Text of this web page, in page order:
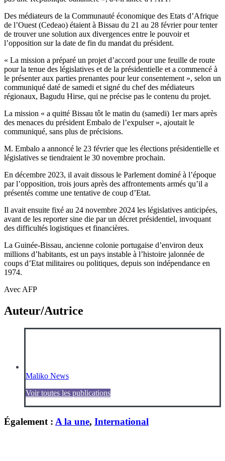
Des médiateurs de la Communauté économique des Etats d’Afrique
de l’Ouest (Cedeao) étaient à Bissau du 21 au 28 février pour tenter
de trouver une solution aux divergences entre le pouvoir et
l’opposition sur la date de fin du mandat du président.
« La mission a préparé un projet d’accord pour une feuille de route
pour la tenue des législatives et de la présidentielle et a commencé à
le présenter aux parties prenantes pour leur consentement », selon un
communiqué daté de samedi et signé du chef des médiateurs
régionaux, Bagudu Hirse, qui ne précise pas le contenu du projet.
La mission « a quitté Bissau tôt le matin du (samedi) 1er mars après
des menaces du président Embalo de l’expulser », ajoutait le
communiqué, sans plus de précisions.
M. Embalo a annoncé le 23 février que les élections présidentielle et
législatives se tiendraient le 30 novembre prochain.
En décembre 2023, il avait dissous le Parlement dominé à l’époque
par l’opposition, trois jours après des affrontements armés qu’il a
présentés comme une tentative de coup d’Etat.
Il avait ensuite fixé au 24 novembre 2024 les législatives anticipées,
avant de les reporter sine die par un décret présidentiel, invoquant
des difficultés logistiques et financières.
La Guinée-Bissau, ancienne colonie portugaise d’environ deux
millions d’habitants, est un pays instable à l’histoire jalonnée de
coups d’Etat militaires ou politiques, depuis son indépendance en
1974.
Avec AFP
Auteur/Autrice
Maliko News
Voir toutes les publications
Également : A la une, International